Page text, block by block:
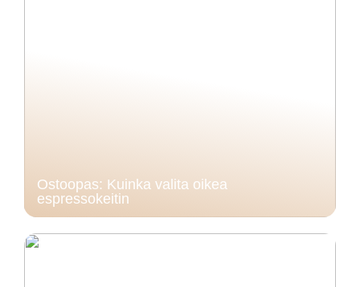
Ostoopas: Kuinka valita oikea
espressokeitin